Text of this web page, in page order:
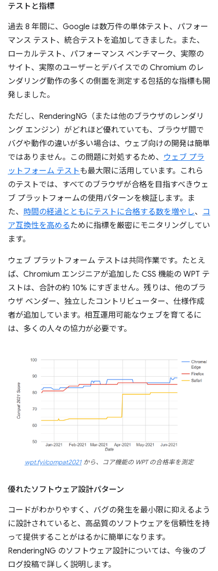
テストと指標
過去 8 年間に、Google は数万件の単体テスト、パフォー
マンス テスト、統合テストを追加してきました。また、
ローカルテスト、パフォーマンス ベンチマーク、実際の
サイト、実際のユーザーとデバイスでの Chromium のレ
ンダリング動作の多くの側面を測定する包括的な指標も開
発しました。
ただし、RenderingNG（または他のブラウザのレンダリ
ング エンジン）がどれほど優れていても、ブラウザ間で
バグや動作の違いが多い場合は、ウェブ向けの開発は簡単
ではありません。この問題に対処するため、 ウェブ プラ
ットフォーム テストも最大限に活用しています。これら
のテストでは、すべてのブラウザが合格を目指すべきウェ
ブ プラットフォームの使用パターンを検証します。ま
た、 時間の経過とともにテストに合格する数を増やし、 コ
ア互換性を高める ために指標を厳密にモニタリングしてい
ます。
ウェブ プラットフォーム テストは共同作業です。たとえ
ば、Chromium エンジニアが追加した CSS 機能の WPT テ
ストは、合計の約 10% にすぎません。残りは、他のブラ
ウザ ベンダー、独立したコントリビューター、仕様作成
者が追加しています。相互運用可能なウェブを育てるに
は、多くの人々の協力が必要です。
wpt.fyi/compat2021から、コア機能の WPT の合格率を測定
優れたソフトウェア設計パターン
コードがわかりやすく、バグの発生を最小限に抑えるよう
に設計されていると、高品質のソフトウェアを信頼性を持
って提供することがはるかに簡単になります。
RenderingNG のソフトウェア設計については、今後のブ
ログ投稿で詳しく説明します。